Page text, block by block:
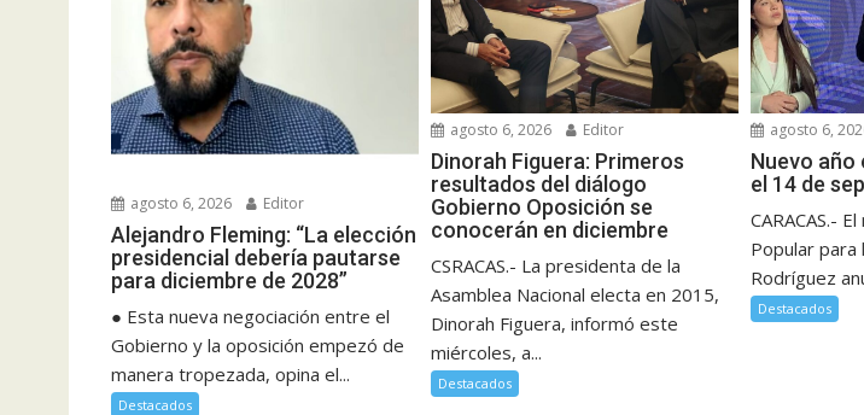
agosto 6, 2026 Editor
Alejandro Fleming: “La elección
presidencial debería pautarse
para diciembre de 2028”
● Esta nueva negociación entre el
Gobierno y la oposición empezó de
manera tropezada, opina el...
Destacados
agosto 6, 2026 Editor
Dinorah Figuera: Primeros
resultados del diálogo
Gobierno Oposición se
conocerán en diciembre
CSRACAS.- La presidenta de la
Asamblea Nacional electa en 2015,
Dinorah Figuera, informó este
miércoles, a...
Destacados
agosto 6,
Nuevo año
el 14 de
CARACAS.-
Popular para
Rodríguez
Destacados